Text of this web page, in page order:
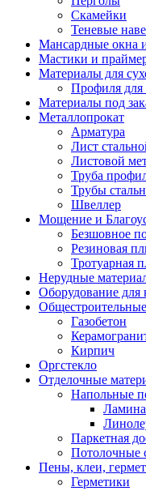
Скамейки
Теневые
Мансардные окна
Мастики и
Материалы для
Профиля для
Материалы под
Металлопрокат
Арматура
Лист
Листовой
Труба
Трубы
Швеллер
Мощение и
Безшовное
Резиновая
Тротуарная
Нерудные
Оборудование для
Газобетон
Кирпич
Оргстекло
Отделочные
Напольные
Паркетная
Потолочные
Пены, клеи,
Герметики